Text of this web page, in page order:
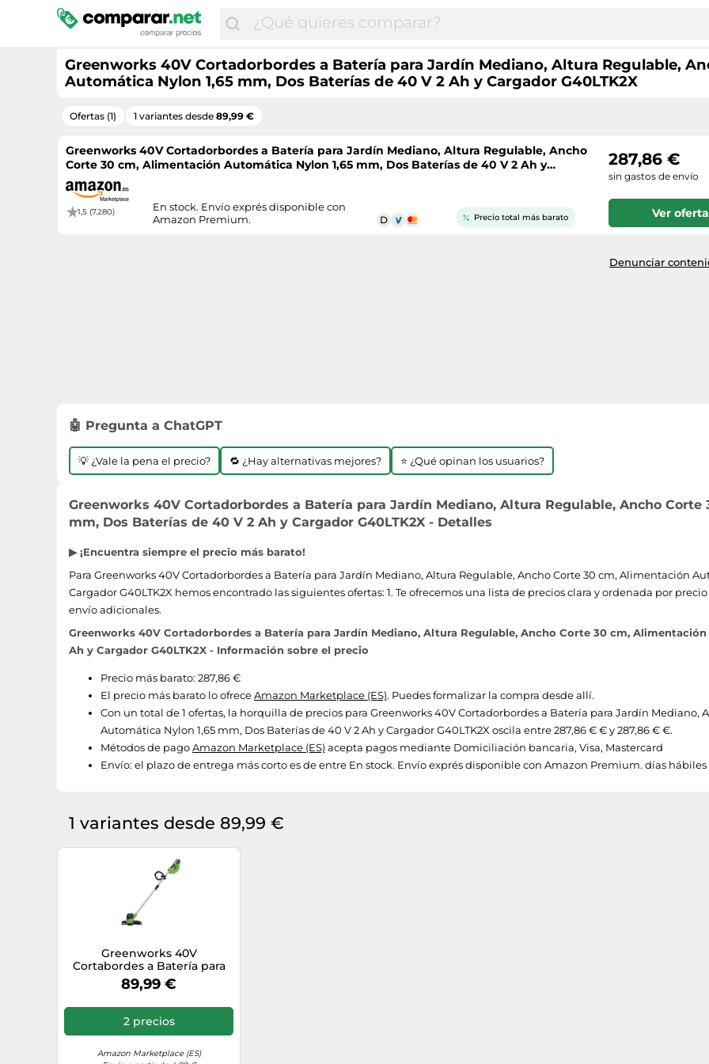
Greenworks 40V Cortadorbordes a Batería para Jardín Mediano, Altura Regulable,
Automática Nylon 1,65 mm, Dos Baterías de 40 V 2 Ah y Cargador G40LTK2X
Ofertas (1) 1 variantes desde 89,99 €
Greenworks 40V Cortadorbordes a Batería para Jardín Mediano, Altura Regulable, Ancho
Corte 30 cm, Alimentación Automática Nylon 1,65 mm, Dos Baterías de 40 V 2 Ah y
Cargador G40LTK2X
1,5 (7.280)
Precio total más barato
En stock. Envío exprés disponible con
Amazon Premium.
287,86 €
sin gastos de envío
Ver oferta
Denunciar
🤖 Pregunta a ChatGPT
💡 ¿Vale la pena el precio? 🔁 ¿Hay alternativas mejores? ⭐ ¿Qué opinan los usuarios?
Greenworks 40V Cortadorbordes a Batería para Jardín Mediano, Altura Regulable, Ancho
mm, Dos Baterías de 40 V 2 Ah y Cargador G40LTK2X - Detalles
▶ ¡Encuentra siempre el precio más barato!
Para Greenworks 40V Cortadorbordes a Batería para Jardín Mediano, Altura Regulable, Ancho Corte 30 cm, Alimentación
Cargador G40LTK2X hemos encontrado las siguientes ofertas: 1. Te ofrecemos una lista de precios clara y ordenada por
envío adicionales.
Greenworks 40V Cortadorbordes a Batería para Jardín Mediano, Altura Regulable, Ancho Corte 30 cm,
Ah y Cargador G40LTK2X - Información sobre el precio
Precio más barato: 287,86 €
El precio más barato lo ofreceAmazon Marketplace (ES). Puedes formalizar la compra desde allí.
Con un total de 1 ofertas, la horquilla de precios para Greenworks 40V Cortadorbordes a Batería para Jardín
Automática Nylon 1,65 mm, Dos Baterías de 40 V 2 Ah y Cargador G40LTK2X oscila entre 287,86 € € y 287,86 € €.
Métodos de pagoAmazon Marketplace (ES) acepta pagos mediante Domiciliación bancaria, Visa, Mastercard
Envío: el plazo de entrega más corto es de entre En stock. Envío exprés disponible con Amazon Premium. días hábiles
1 variantes desde 89,99 €
Greenworks 40V
Cortabordes a Batería para
Jardín Mediano, Altura
Regulable, Ancho Corte 30
cm, Alimentación Automática
Nylon 1,65 mm, SIN Batería 40
V ni Cargador, 3 Años de
89,99 €
2 precios
Amazon Marketplace (ES)